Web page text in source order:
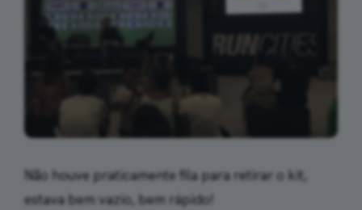
Não houve praticamente fila para retirar o kit,
estava bem vazio, bem rápido!